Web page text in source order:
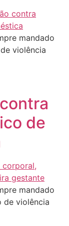
mandado
violência
de
mandado
de violência